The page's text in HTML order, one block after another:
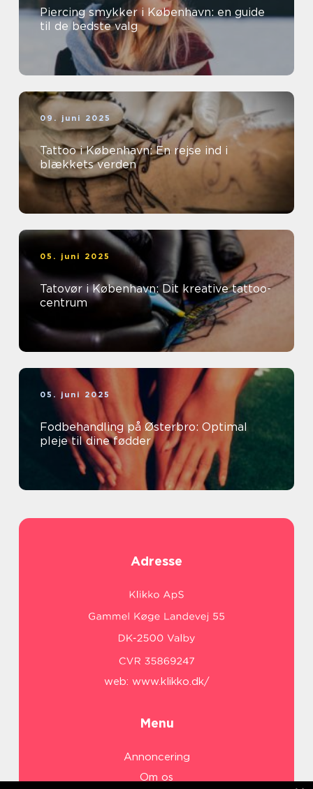
Piercing smykker i København: en guide
til de bedste valg
09. juni 2025
Tattoo i København: En rejse ind i
blækkets verden
05. juni 2025
Tatovør i København: Dit kreative tattoo-
centrum
05. juni 2025
Fodbehandling på Østerbro: Optimal
pleje til dine fødder
Adresse
web: www.klikko.dk/
Menu
Annoncering
Om os